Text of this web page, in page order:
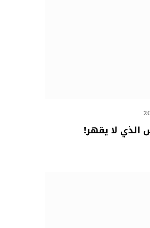
الذي لا يقهر!